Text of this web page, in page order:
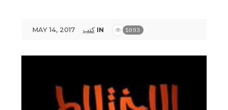
MAY 14, 2017 IN كتب 5093